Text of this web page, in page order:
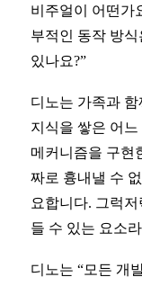
비주얼이 어떤가
부적인 동작 방
있나요?”
디노는 가족과 함
지식을 쌓은 어
메커니즘을 구현
짜로 흉내낼 수
요합니다. 그럭
들 수 있는 요소
디노는 “모든 개